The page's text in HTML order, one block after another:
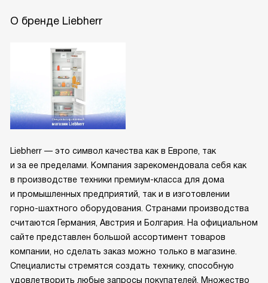
О бренде Liebherr
Liebherr — это символ качества как в Европе, так
и за ее пределами. Компания зарекомендовала себя как
в производстве техники премиум-класса для дома
и промышленных предприятий, так и в изготовлении
горно-шахтного оборудования. Странами производства
считаются Германия, Австрия и Болгария. На официальном
сайте представлен большой ассортимент товаров
компании, но сделать заказ можно только в магазине.
Специалисты стремятся создать технику, способную
удовлетворить любые запросы покупателей. Множество